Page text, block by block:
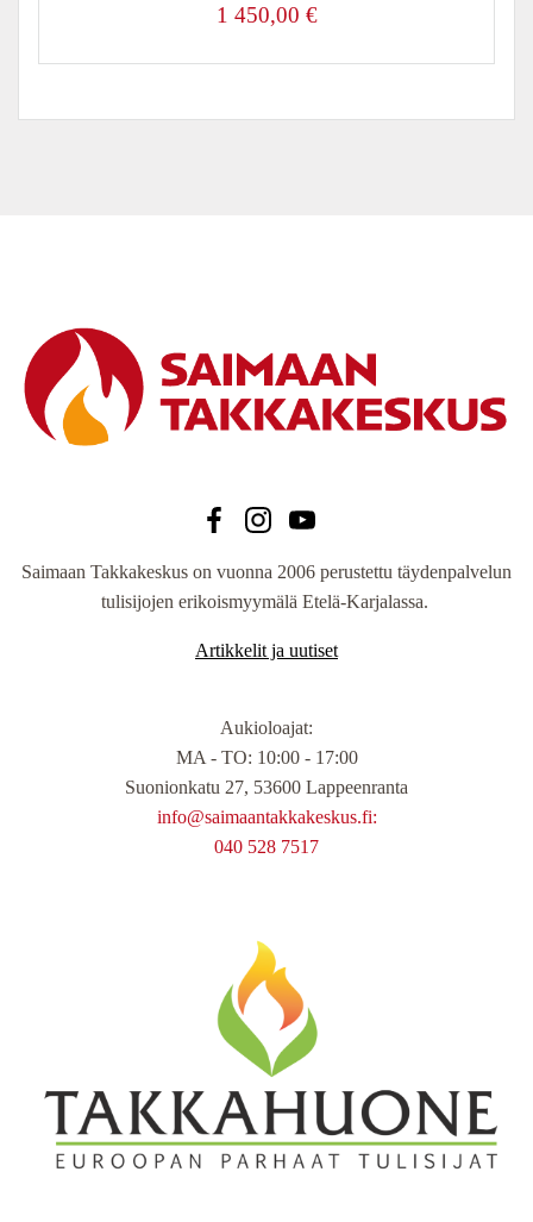
1 450,00 €
Saimaan Takkakeskus on vuonna 2006 perustettu täydenpalvelun
tulisijojen erikoismyymälä Etelä-Karjalassa.
Artikkelit ja uutiset
Aukioloajat:
MA - TO: 10:00 - 17:00
Suonionkatu 27, 53600 Lappeenranta
info@saimaantakkakeskus.fi:
040 528 7517